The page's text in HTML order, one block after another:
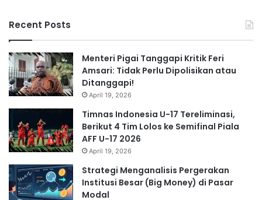
Recent Posts
Menteri Pigai Tanggapi Kritik Feri
Amsari: Tidak Perlu Dipolisikan atau
Ditanggapi!
April 19, 2026
Timnas Indonesia U-17 Tereliminasi,
Berikut 4 Tim Lolos ke Semifinal Piala
AFF U-17 2026
April 19, 2026
Strategi Menganalisis Pergerakan
Institusi Besar (Big Money) di Pasar
Modal